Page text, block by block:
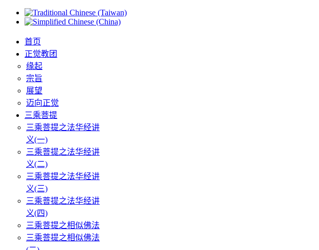
首页
正觉教团
缘起
宗旨
展望
迈向正觉
三乘菩提
三乘菩提之法华经讲
义(一)
三乘菩提之法华经讲
义(二)
三乘菩提之法华经讲
义(三)
三乘菩提之法华经讲
义(四)
三乘菩提之相似佛法
三乘菩提之相似佛法